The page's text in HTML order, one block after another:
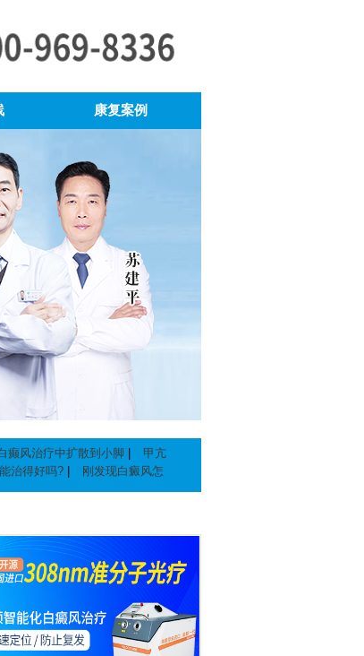
康复案例
癫风治疗中扩散到小脚
甲亢
治得好吗?
刚发现白癜风怎